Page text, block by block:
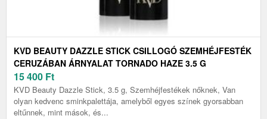
KVD BEAUTY DAZZLE STICK CSILLOGÓ SZEMHÉJFESTÉK
CERUZÁBAN ÁRNYALAT TORNADO HAZE 3.5 G
15 400 Ft
KVD Beauty Dazzle Stick, 3.5 g, Szemhéjfestékek nőknek, Van
olyan kedvenc sminkpalettája, amelyből egyes színek gyorsabban
eltűnnek, mint mások, és...